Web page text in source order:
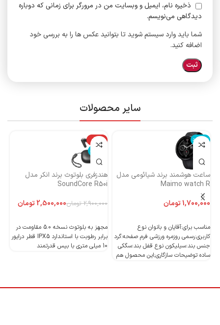
ذخیره نام، ایمیل و وبسایت من در مرورگر برای زمانی که دوباره
دیدگاهی می‌نویسم.
شما باید وارد سیستم شوید تا بتوانید عکس ها را به بررسی خود
اضافه کنید.
سایر محصولات
ناموجود
ساعت هوشمند برند شیائومی مدل
Maimo watch R
تومان
مناسب برای:آقایان و بانوان نوع
کاربری:رسمی روزمره ورزشی فرم صفحه:گرد
جنس بند:سیلیکون نوع قفل بند:سگکی
ساده توضیحات سازگاری;این محصول هم
-14%
ناموجود
هندزفری بلوتوث برند انکر مدل
SoundCore R50i
2,900,000 تومان2,500,000تومان
مجهز به بلوتوث نسخه 5.0 مقاومت در
برابر رطوبت با استاندارد IPX5 قطر درایور
10 میلی متری با بیس قدرتمند